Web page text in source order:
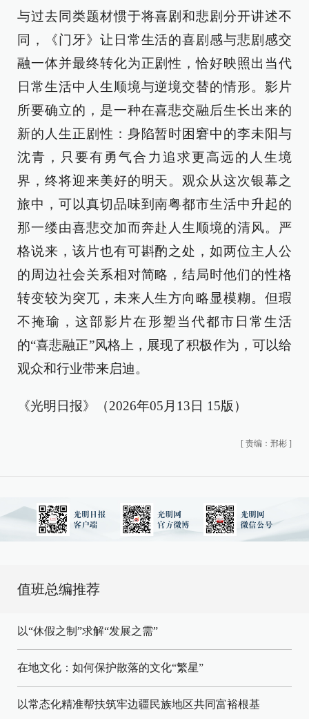
与过去同类题材惯于将喜剧和悲剧分开讲述不
同，《门牙》让日常生活的喜剧感与悲剧感交
融一体并最终转化为正剧性，恰好映照出当代
日常生活中人生顺境与逆境交替的情形。影片
所要确立的，是一种在喜悲交融后生长出来的
新的人生正剧性：身陷暂时困窘中的李未阳与
沈青，只要有勇气合力追求更高远的人生境
界，终将迎来美好的明天。观众从这次银幕之
旅中，可以真切品味到南粤都市生活中升起的
那一缕由喜悲交加而奔赴人生顺境的清风。严
格说来，该片也有可斟酌之处，如两位主人公
的周边社会关系相对简略，结局时他们的性格
转变较为突兀，未来人生方向略显模糊。但瑕
不掩瑜，这部影片在形塑当代都市日常生活
的“喜悲融正”风格上，展现了积极作为，可以给
观众和行业带来启迪。
《光明日报》（2026年05月13日 15版）
[ 责编：邢彬 ]
值班总编推荐
以“休假之制”求解“发展之需”
在地文化：如何保护散落的文化“繁星”
以常态化精准帮扶筑牢边疆民族地区共同富裕根基